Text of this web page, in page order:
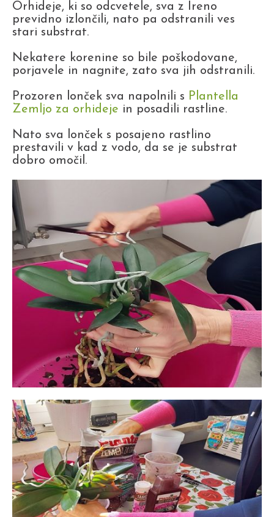
Orhideje, ki so odcvetele, sva z Ireno
previdno izlončili, nato pa odstranili ves
stari substrat.
Nekatere korenine so bile poškodovane,
porjavele in nagnite, zato sva jih odstranili.
Prozoren lonček sva napolnili s Plantella
Zemljo za orhideje in posadili rastline.
Nato sva lonček s posajeno rastlino
prestavili v kad z vodo, da se je substrat
dobro omočil.